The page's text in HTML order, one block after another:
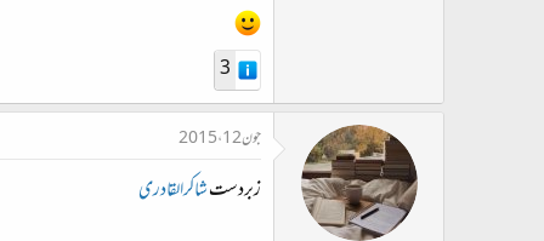
3
جون 12، 2015
زبردستشاکرالقادری